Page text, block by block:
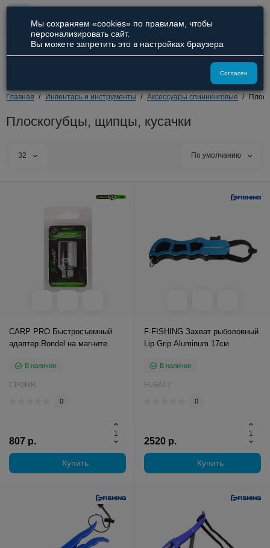
8 (800) 551-09-94
8 (929) 836-66-51
Главная Инвентарь и инструменты Аксессуары спиннинговые
Плоскогубцы, щипцы, кусачки
32 По умолчанию
CARP PRO Быстросъемный
адаптер Rondel на магните
В наличии
CPQMR
0
807 р.
Купить
F-FISHING Захват рыболовный
Lip Grip Aluminum 17см
В наличии
FLGA17
0
2520 р.
Купить
Мы сохраняем «cookies» по правилам, чтобы
персонализировать сайт.
Вы можете запретить это в настройках браузера
Согласен